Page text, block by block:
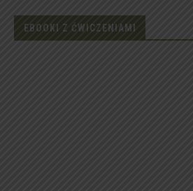
EBOOKI Z ĆWICZENIAMI